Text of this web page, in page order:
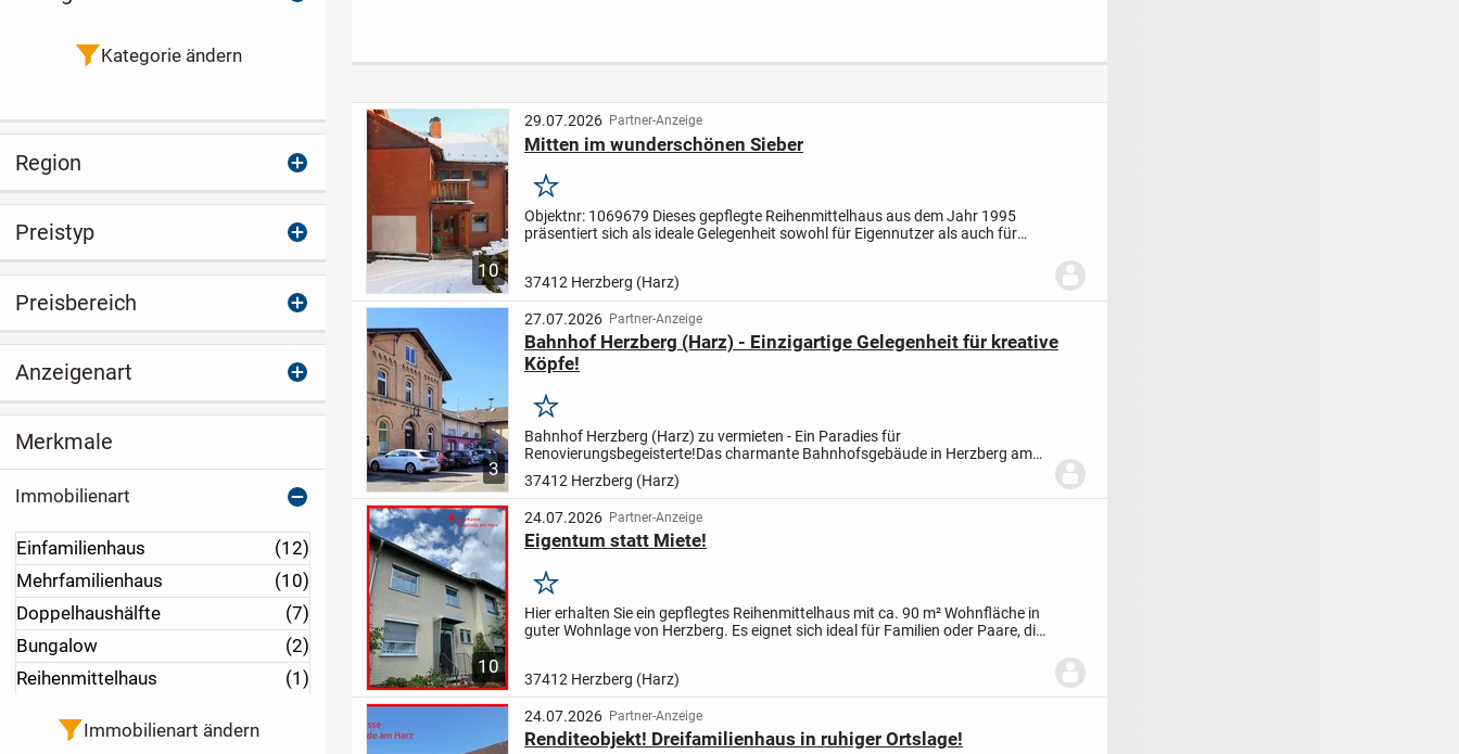
kostenlose
Frank Hanke &
10
29.07.2026 Partner-Anzeige
Mitten im wunderschönen Sieber
Merken
Objektnr: 1069679 Dieses gepflegte Reihenmittelhaus aus dem Jahr 1995
präsentiert sich als ideale Gelegenheit sowohl für Eigennutzer als auch für
37412 Herzberg (Harz)
3
27.07.2026 Partner-Anzeige
Bahnhof Herzberg (Harz) - Einzigartige Gelegenheit für kreative
Köpfe!
Merken
Bahnhof Herzberg (Harz) zu vermieten - Ein Paradies für
Renovierungsbegeisterte!Das charmante Bahnhofsgebäude in Herzberg am
Harz bietet eine einzigartige Gelegenheit für alle, die Freude an...
37412 Herzberg (Harz)
10
24.07.2026 Partner-Anzeige
Eigentum statt Miete!
Merken
Hier erhalten Sie ein gepflegtes Reihenmittelhaus mit ca. 90 m² Wohnfläche in
guter Wohnlage von Herzberg. Es eignet sich ideal für Familien oder Paare, die
37412 Herzberg (Harz)
24.07.2026 Partner-Anzeige
Renditeobjekt! Dreifamilienhaus in ruhiger Ortslage!
Kategorie ändern
Region
Preistyp
Preisbereich
Anzeigenart
Merkmale
Immobilienart
Einfamilienhaus
(12)
Mehrfamilienhaus
(10)
Doppelhaushälfte
(7)
Bungalow
(2)
Reihenmittelhaus
(1)
Immobilienart ändern